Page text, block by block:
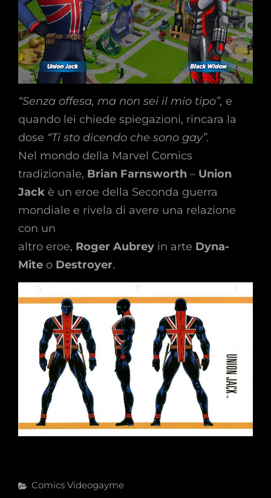
“Senza offesa, ma non sei il mio tipo”, e
quando lei chiede spiegazioni, rincara la
dose “Ti sto dicendo che sono gay”.
Nel mondo della Marvel Comics
tradizionale, Brian Farnsworth – Union
Jack è un eroe della Seconda guerra
mondiale e rivela di avere una relazione
con un
altro eroe, Roger Aubrey in arte Dyna-
Mite o Destroyer.
Categories
Comics Videogayme